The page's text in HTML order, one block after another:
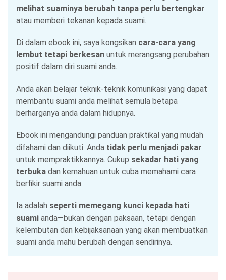
melihat suaminya berubah tanpa perlu bertengkar
atau memberi tekanan kepada suami.
Di dalam ebook ini, saya kongsikan cara-cara yang
lembut tetapi berkesan untuk merangsang perubahan
positif dalam diri suami anda.
Anda akan belajar teknik-teknik komunikasi yang dapat
membantu suami anda melihat semula betapa
berharganya anda dalam hidupnya.
Ebook ini mengandungi panduan praktikal yang mudah
difahami dan diikuti. Anda tidak perlu menjadi pakar
untuk mempraktikkannya. Cukup sekadar hati yang
terbuka dan kemahuan untuk cuba memahami cara
berfikir suami anda.
Ia adalah seperti memegang kunci kepada hati
suami anda—bukan dengan paksaan, tetapi dengan
kelembutan dan kebijaksanaan yang akan membuatkan
suami anda mahu berubah dengan sendirinya.